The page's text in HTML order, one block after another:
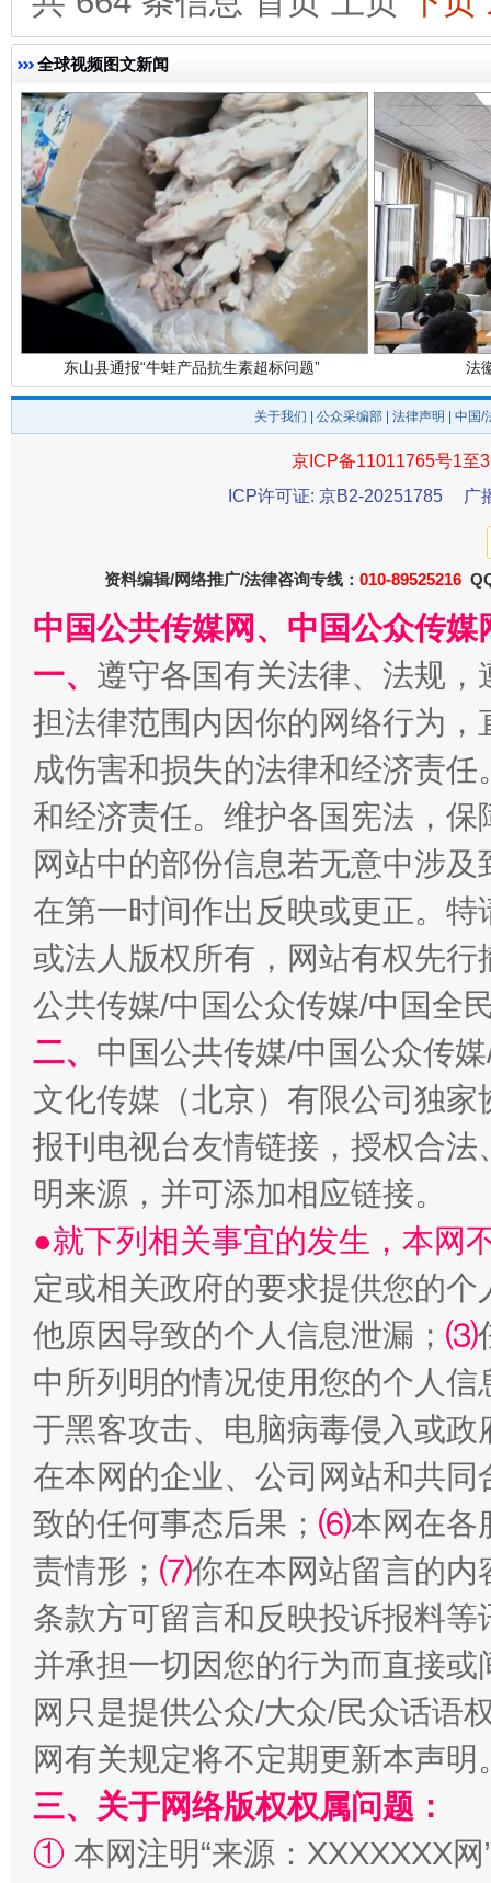
全球视频图文新闻
完善运行机制助力责任有效落实 一纸欠
东山县通报“牛蛙产品抗生素超标问题” 法
千年窑火 生生不息 一
揭开“小金库”的免责幌子
受贿1.44亿！段成刚被判无期
全民健身五年计划来了！等你上场
关于我们 公众采编部 法律声明 | 中国
京ICP备11011765号1至
ICP许可证: 京B2-20251785
广
资料编辑/网络推广/法律咨询专线： 010-89525216
中国公共传媒网、中国公众传
一、 遵守各国有关法律、法规
担法律范围内因你的网络行为
成伤害和损失的法律和经济责
和经济责任。维护各国宪法，
网站中的部份信息若无意中涉
在第一时间作出反映或更正。
或法人版权所有，网站有权先
公共传媒/中国公众传媒/中国全
二、 中国公共传媒/中国公众传
文化传媒（北京）有限公司独
报刊电视台友情链接，授权合
明来源，并可添加相应链接。
●就下列相关事宜的发生，本网
定或相关政府的要求提供您的个
他原因导致的个人信息泄漏； ⑶
中所列明的情况使用您的个人
于黑客攻击、电脑病毒侵入或
在本网的企业、公司网站和共
致的任何事态后果； ⑹本网在各
责情形； ⑺你在本网站留言的内
条款方可留言和反映投诉报料
并承担一切因您的行为而直接
网只是提供公众/大众/民众话语
网有关规定将不定期更新本声明
三、关于网络版权权属问题：
① 本网注明“来源：XXXXXXX